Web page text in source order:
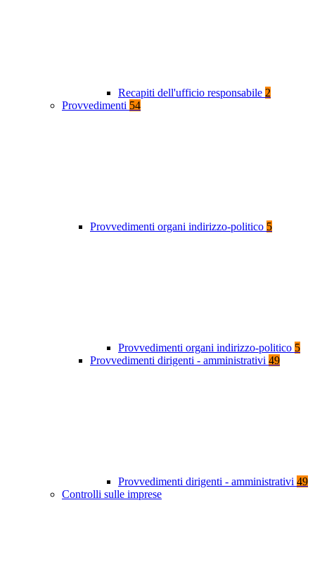
Recapiti dell'ufficio responsabile 2
Provvedimenti 54
Provvedimenti organi indirizzo-politico 5
Provvedimenti organi indirizzo-politico 5
Provvedimenti dirigenti - amministrativi 49
Provvedimenti dirigenti - amministrativi 49
Controlli sulle imprese